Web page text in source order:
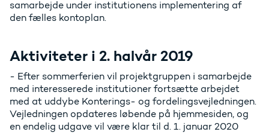
samarbejde under institutionens implementering af
den fælles kontoplan.
Aktiviteter i 2. halvår 2019
- Efter sommerferien vil projektgruppen i samarbejde
med interesserede institutioner fortsætte arbejdet
med at uddybe Konterings- og fordelingsvejledningen.
Vejledningen opdateres løbende på hjemmesiden, og
en endelig udgave vil være klar til d. 1. januar 2020